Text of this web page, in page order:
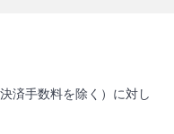
済手数料を除く）に対し